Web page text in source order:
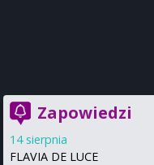
Zapowiedzi
14 sierpnia
FLAVIA DE LUCE